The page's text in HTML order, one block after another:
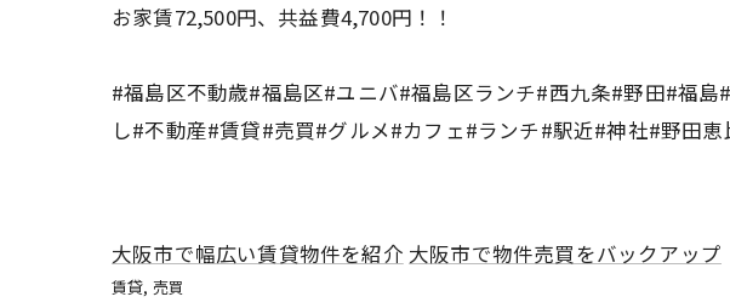
お家賃72,500円、共益費4,700円！！
#福島区不動歳#福島区#ユニバ#福島区ランチ#西九条#野田#福
し#不動産#賃貸#売買#グルメ#カフェ#ランチ#駅近#神社#野田恵
大阪市で幅広い賃貸物件を紹介 大阪市で物件売買をバックアップ
賃貸 売買